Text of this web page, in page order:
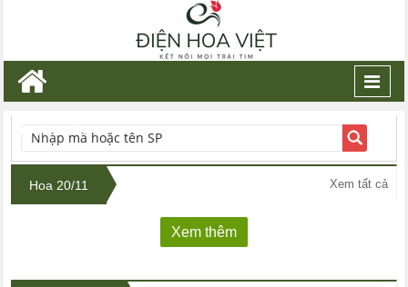
TÌM KIẾM
Hoa 20/11 Xem tất cả
Xem thêm